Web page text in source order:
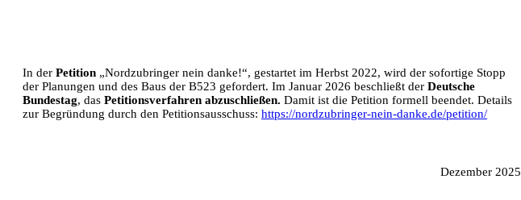
In der Petition „Nordzubringer nein danke!“, gestartet im Herbst 2022, wird der sofortige Stopp
der Planungen und des Baus der B523 gefordert. Im Januar 2026 beschließt der Deutsche
Bundestag, das Petitionsverfahren abzuschließen. Damit ist die Petition formell beendet. Details
zur Begründung durch den Petitionsausschuss: https://nordzubringer-nein-danke.de/petition/
Dezember 2025